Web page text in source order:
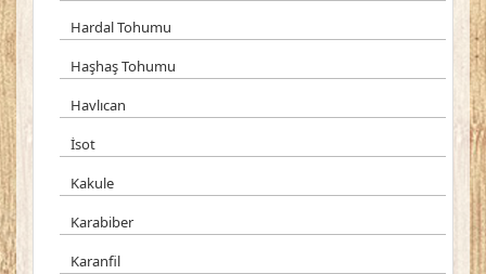
Hardal Tohumu
Haşhaş Tohumu
Havlıcan
İsot
Kakule
Karabiber
Karanfil